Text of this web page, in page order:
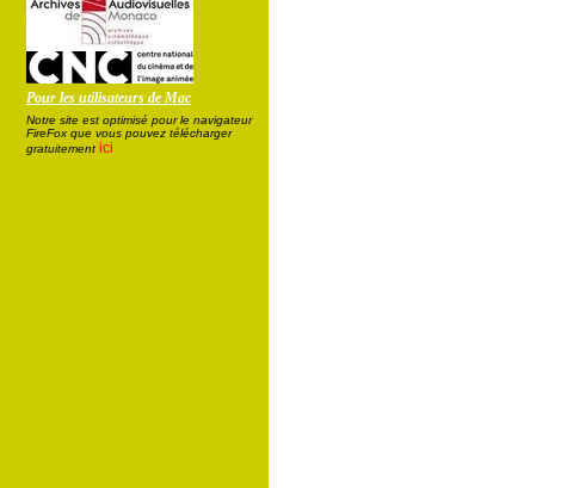
Pour les utilisateurs de Mac
Notre site est optimisé pour le navigateur
FireFox que vous pouvez télécharger
gratuitement ici